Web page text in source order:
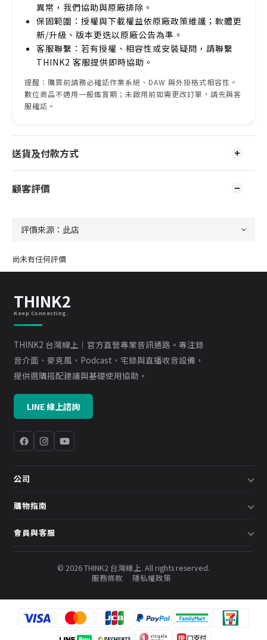
異常，我們協助與原廠排除。
保固範圍：授權與下載權益依原廠政策維護；軟體更
新/升級、版本更迭以原廠公告為準。
客服聯繫：若有授權、相容性或安裝疑問，請聯繫
THINK2 客服提供即時協助。
提醒：購買前請務必確認作業系統、DAW 與外掛格式相容性。
數位商品不適用一般鑑賞期；未啟用前如需更改訂單，請先與客
服確認。
送貨及付款方式
顧客評價
尚未有任何評價
THINK2
Keep Connecting.
THINK2 台灣線上｜官方直營專業音訊通路。專注錄
音介面、麥克風、Podcast、宅錄與直播收音設備，
提供選購搭配建議與基礎使用協助。
LINE 線上諮詢
公司
關於我們
預約諮詢
購物指南
配送說明
常見問題
會員與客服
會員中心
© 2026 THINK2 台灣線上. All rights reserved.
服務條款
隱私權政策